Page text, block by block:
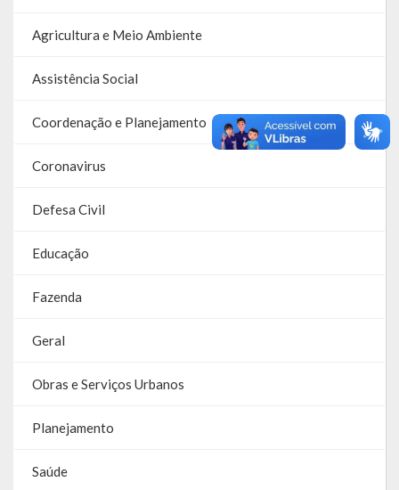
Arrecadação
Diárias
Licitações e Leilões
Diário Oficial
Agricultura e Meio Ambiente
Assistência Social
Coordenação e Planejamento
Coronavirus
Defesa Civil
Educação
Fazenda
Geral
Obras e Serviços Urbanos
Planejamento
Saúde